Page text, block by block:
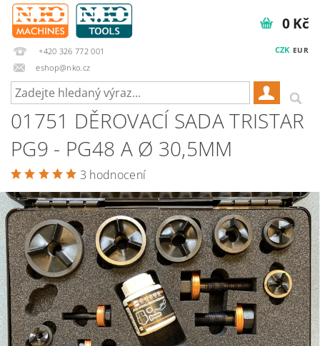
+420 326 772 001
eshop@nko.cz
CZK EUR
0 Kč
01751 DĚROVACÍ SADA TRISTAR
PG9 - PG48 A Ø 30,5MM
3 hodnocení